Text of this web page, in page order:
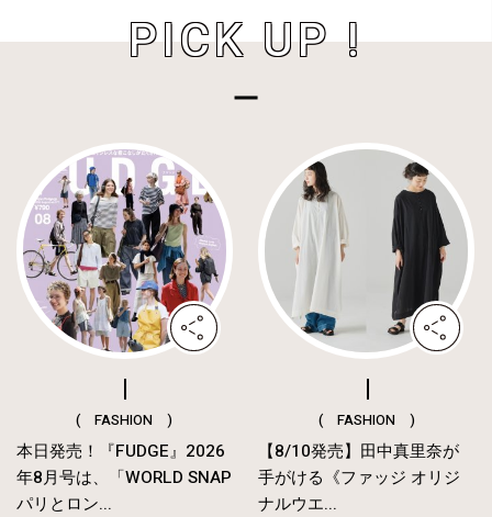
PICK UP !
( FASHION )
本日発売！『FUDGE』2026
年8月号は、「WORLD SNAP
パリとロン...
( FASHION )
【8/10発売】田中真里奈が
手がける《ファッジ オリジ
ナルウエ...